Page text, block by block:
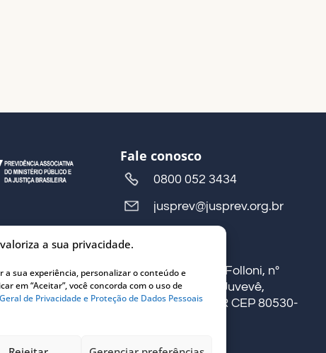
valoriza a sua privacidade.
a sua experiência, personalizar o conteúdo e
em “Aceitar”, você concorda com o uso de
de Privacidade e Proteção de Dados Pessoais
Fale conosco
0800 052 3434
jusprev@jusprev.org.br
Endereço
Rua Alberto Folloni, nº
541, Térreo, Juvevê,
Curitiba – PR CEP 80530-